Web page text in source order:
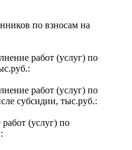
по взносам на
работ (услуг) по
работ (услуг) по
субсидии, тыс.руб.:
(услуг) по